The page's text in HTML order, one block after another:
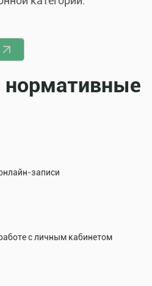
нормативные
записи
с личным кабинетом